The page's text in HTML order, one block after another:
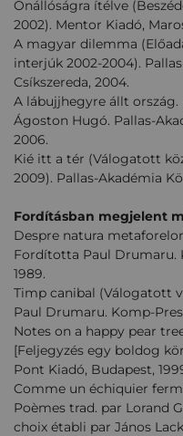
Önállóságra ítélve
2002). Mentor Kiadó,
A magyar dilemma
interjúk 2002-2004).
Csíkszereda, 2004.
A lábujjhegyre állt
Ágoston Hugó. Pallas-
2006.
Kié itt a tér (Válogatott
2009). Pallas-Akadémia
Fordításban megjelent
Despre natura
Fordította Paul Drumaru.
1989.
Timp canibal (Válogatott
Paul Drumaru. Komp-
Notes on a happy pear
[Feljegyzés egy boldog
Pont Kiadó, Budapest,
Comme un échiquier
Poèmes trad. par Lorand
choix établi par János